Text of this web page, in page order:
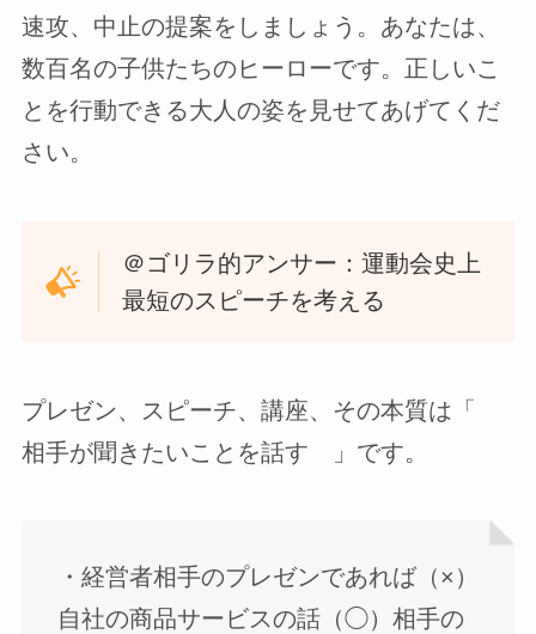
速攻、中止の提案をしましょう。あなたは、
数百名の子供たちのヒーローです。正しいこ
とを行動できる大人の姿を見せてあげてくだ
さい。
＠ゴリラ的アンサー：運動会史上
最短のスピーチを考える
プレゼン、スピーチ、講座、その本質は「
相手が聞きたいことを話す 」です。
・経営者相手のプレゼンであれば（×）
自社の商品サービスの話（◯）相手の